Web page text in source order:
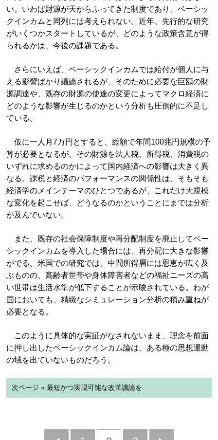
い。いわば財源が天からふってきた制度であり、ベーシッ
クインカムと同列には考えられない。近年、先行的な研究
がいくつかスタートしているが、どのような政策含意が得
られるかは、今後の課題である。
さらにいえば、ベーシックインカムでは給付が個人に与
える影響ばかり議論されるが、そのために必要な巨額の財
源調達や、既存の財源の使途の変更によってマクロ経済に
どのような影響が生じるのかという分析も圧倒的に不足し
ている。
仮に一人月7万円とすると、総額で年間100兆円規模の予
算が必要となるが、その財源を法人税、所得税、消費税の
いずれに求めるのかによって国内経済への影響は大きく異
なる。課税と経済のパフォーマンスの関係性は、そもそも
経済学のメインテーマのひとつであるが、これだけ大規模
な変化を起こせば、どうなるのかということにまでは分析
が及んでいない。
また、既存の社会保障制度や再分配制度を廃止してベー
シックインカムを導入した場合には、再分配に大きな影響
がでる。米国での研究では、中間所得層には恩恵が広く及
ぶものの、高齢者世帯や身体障害者などの福祉ニーズの高
い世帯は生活水準が低下することが示唆されている。わが
国においても、精緻なシミュレーション分析の積み重ねが
必要となる。
このように具体的な実証がなされないまま、理念を前面
に押し出したベーシックインカム論は、ある種の思想運動
の域を出ていないものだろう。
次ページ » 最短かつ実現可能な改革議論を